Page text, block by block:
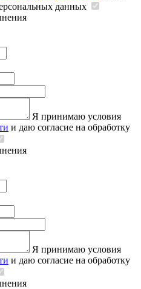
данных
Я принимаю условия
и даю согласие на обработку
Я принимаю условия
и даю согласие на обработку